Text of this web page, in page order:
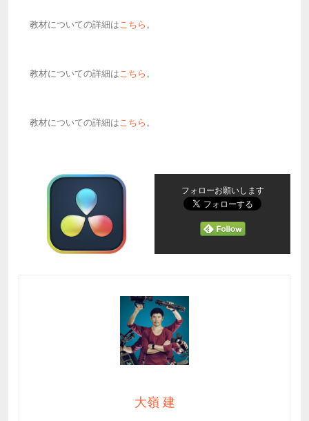
教材についての詳細はこちら。
教材についての詳細はこちら。
教材についての詳細はこちら。
フォローお願いします
大嶺 建